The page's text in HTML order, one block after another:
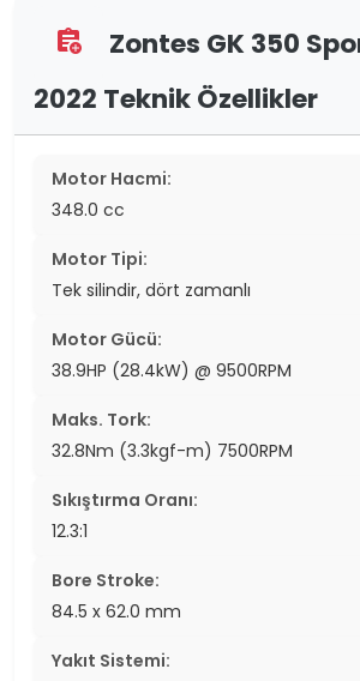
assignment_add
Zontes GK 350
2022 Teknik Özellikler
Motor Hacmi:
348.0 cc
Motor Tipi:
Tek silindir, dört zamanlı
Motor Gücü:
38.9HP (28.4kW) @ 9500RPM
Maks. Tork:
32.8Nm (3.3kgf-m) 7500RPM
Sıkıştırma Oranı:
12.3:1
Bore Stroke:
84.5 x 62.0 mm
Yakıt Sistemi: